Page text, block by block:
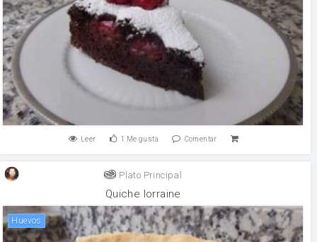
Leer 1 Me gusta Comentar
Plato Principal
Quiche lorraine
huevos